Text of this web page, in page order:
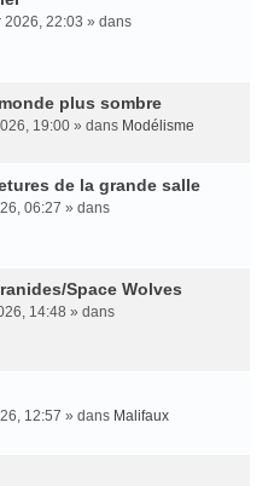
2026, 22:03 » dans
plus sombre
19:00 » dans Modélisme
de la grande salle
06:27 » dans
Space Wolves
14:48 » dans
12:57 » dans Malifaux